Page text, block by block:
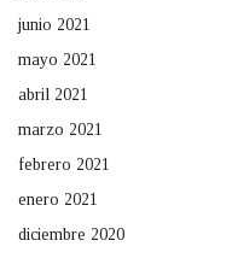
junio 2021
mayo 2021
abril 2021
marzo 2021
febrero 2021
enero 2021
diciembre 2020